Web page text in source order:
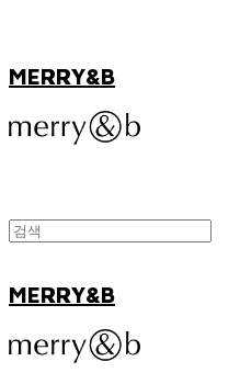
MERRY&B
MERRY&B